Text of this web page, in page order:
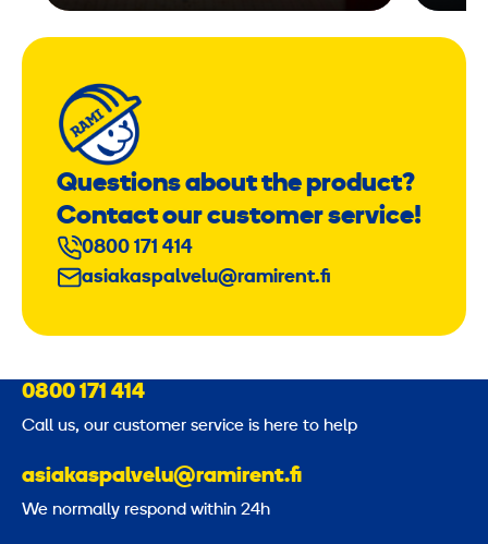
Questions about the product?
Contact our customer service!
0800 171 414
asiakaspalvelu@ramirent.fi
0800 171 414
Call us, our customer service is here to help
asiakaspalvelu@ramirent.fi
We normally respond within 24h